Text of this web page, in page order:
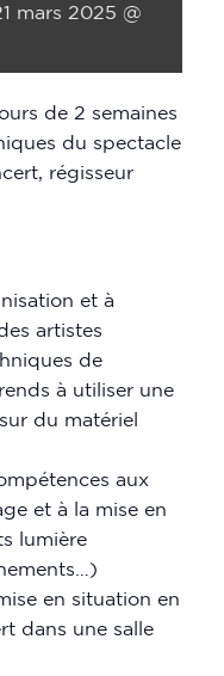
mars 2025 @
de 2 semaines
du spectacle
régisseur
et à
artistes
de
à utiliser une
du matériel
aux
et à la mise en
lumière
en situation en
dans une salle